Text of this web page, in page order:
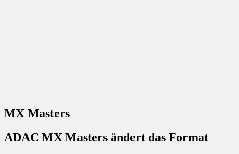
MX Masters
ADAC MX Masters ändert das Format